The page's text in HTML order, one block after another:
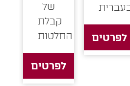
של
החלטות
לפרטים